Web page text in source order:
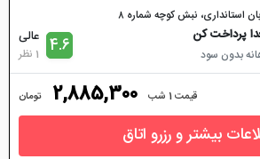
استانداری، نبش کوچه شماره ۸
پرداخت کن 4.6 عالی
1 نظر
قیمت 1 شب 2,885,300 تومان
بیشتر و رزرو اتاق